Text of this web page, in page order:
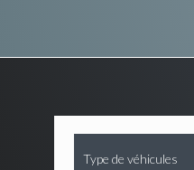
Type de véhicules